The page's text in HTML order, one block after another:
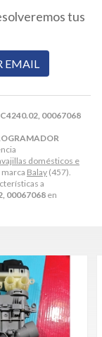
00067068
domésticos e
marca Balay (457).
a
00067068 en
tus
EMAIL